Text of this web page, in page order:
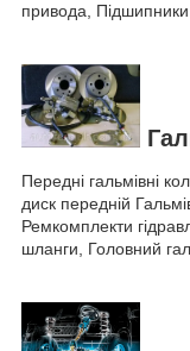
привода,
Передні гальмівні
диск передній
Ремкомплекти
шланги, Головний